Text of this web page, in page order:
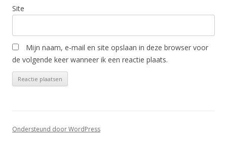
Site
Mijn naam, e-mail en site opslaan in deze browser voor
de volgende keer wanneer ik een reactie plaats.
Ondersteund door WordPress